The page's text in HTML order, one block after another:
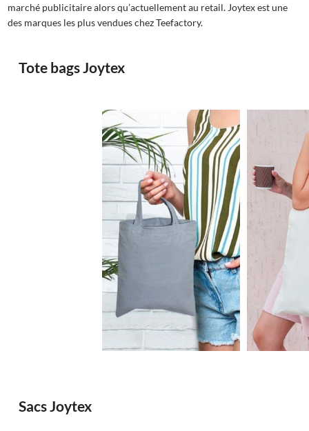
marché publicitaire alors qu’actuellement au retail. Joytex est une
des marques les plus vendues chez Teefactory.
Tote bags Joytex
0.66€
Sacs Joytex